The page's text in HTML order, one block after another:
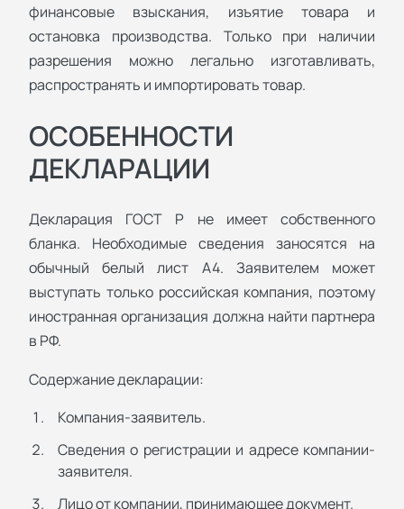
финансовые взыскания, изъятие товара и
остановка производства. Только при наличии
разрешения можно легально изготавливать,
распространять и импортировать товар.
ОСОБЕННОСТИ
ДЕКЛАРАЦИИ
Декларация ГОСТ Р не имеет собственного
бланка. Необходимые сведения заносятся на
обычный белый лист А4. Заявителем может
выступать только российская компания, поэтому
иностранная организация должна найти партнера
в РФ.
Содержание декларации:
Компания-заявитель.
Сведения о регистрации и адресе компании-
заявителя.
Лицо от компании, принимающее документ.